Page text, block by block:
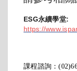
ESG永續學堂:
https://
課程諮詢：